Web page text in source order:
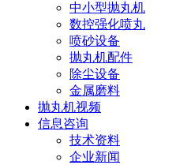
中小型抛丸机
数控强化喷丸
喷砂设备
抛丸机配件
除尘设备
金属磨料
抛丸机视频
信息咨询
技术资料
企业新闻